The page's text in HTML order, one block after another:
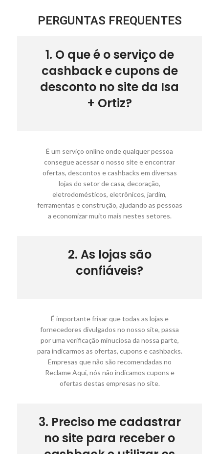
PERGUNTAS FREQUENTES
1. O que é o serviço de
cashback e cupons de
desconto no site da Isa
+ Ortiz?
É um serviço online onde qualquer pessoa
consegue acessar o nosso site e encontrar
ofertas, descontos e cashbacks em diversas
lojas do setor de casa, decoração,
eletrodomésticos, eletrônicos, jardim,
ferramentas e construção, ajudando as pessoas
a economizar muito mais nestes setores.
2. As lojas são
confiáveis?
É importante frisar que todas as lojas e
fornecedores divulgados no nosso site, passa
por uma verificação minuciosa da nossa parte,
para indicarmos as ofertas, cupons e cashbacks.
Empresas que não são recomendadas no
Reclame Aqui, nós não indicamos cupons e
ofertas destas empresas no site.
3. Preciso me cadastrar
no site para receber o